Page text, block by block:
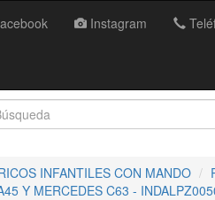
Instagram
INFANTILES CON MANDO
Y MERCEDES C63 -